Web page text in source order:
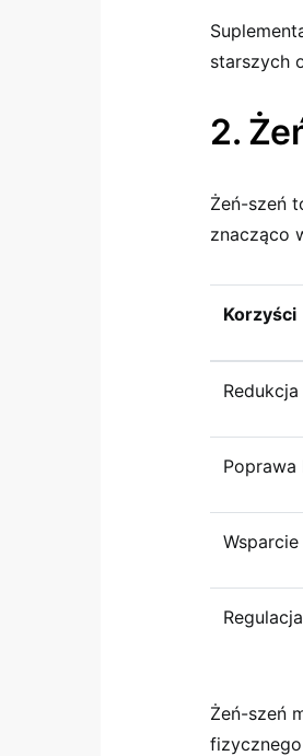
starszych
2.
Żeń-szeń
znacząco
Korzyści
Poprawa
Żeń-szeń
fizycznego